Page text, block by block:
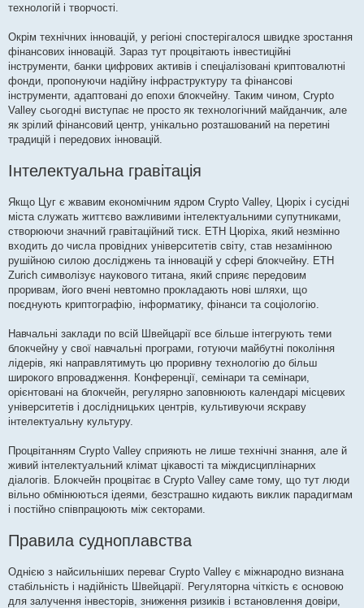
технологій і творчості.
Окрім технічних інновацій, у регіоні спостерігалося швидке зростання
фінансових інновацій. Зараз тут процвітають інвестиційні
інструменти, банки цифрових активів і спеціалізовані криптовалютні
фонди, пропонуючи надійну інфраструктуру та фінансові
інструменти, адаптовані до епохи блокчейну. Таким чином, Crypto
Valley сьогодні виступає не просто як технологічний майданчик, але
як зрілий фінансовий центр, унікально розташований на перетині
традицій і передових інновацій.
Інтелектуальна гравітація
Якщо Цуг є жвавим економічним ядром Crypto Valley, Цюріх і сусідні
міста служать життєво важливими інтелектуальними супутниками,
створюючи значний гравітаційний тиск. ETH Цюріха, який незмінно
входить до числа провідних університетів світу, став незамінною
рушійною силою досліджень та інновацій у сфері блокчейну. ETH
Zurich символізує наукового титана, який сприяє передовим
проривам, його вчені невтомно прокладають нові шляхи, що
поєднують криптографію, інформатику, фінанси та соціологію.
Навчальні заклади по всій Швейцарії все більше інтегрують теми
блокчейну у свої навчальні програми, готуючи майбутні покоління
лідерів, які направлятимуть цю проривну технологію до більш
широкого впровадження. Конференції, семінари та семінари,
орієнтовані на блокчейн, регулярно заповнюють календарі місцевих
університетів і дослідницьких центрів, культивуючи яскраву
інтелектуальну культуру.
Процвітанням Crypto Valley сприяють не лише технічні знання, але й
живий інтелектуальний клімат цікавості та міждисциплінарних
діалогів. Блокчейн процвітає в Crypto Valley саме тому, що тут люди
вільно обмінюються ідеями, безстрашно кидають виклик парадигмам
і постійно співпрацюють між секторами.
Правила судноплавства
Однією з найсильніших переваг Crypto Valley є міжнародно визнана
стабільність і надійність Швейцарії. Регуляторна чіткість є основою
для залучення інвесторів, зниження ризиків і встановлення довіри,